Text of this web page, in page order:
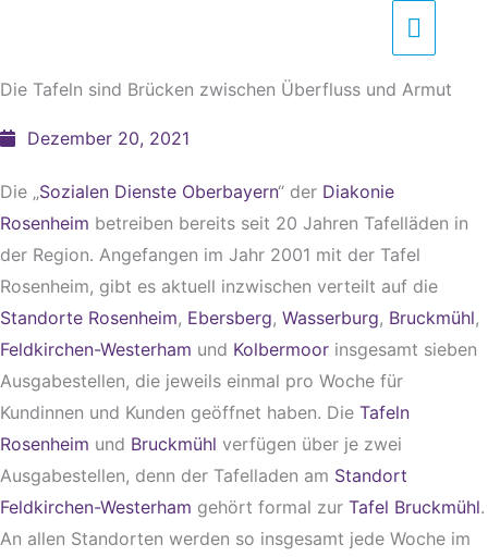
springen
Die Tafeln sind Brücken zwischen Überfluss und Armut
Dezember 20, 2021
Die „Sozialen Dienste Oberbayern“ der Diakonie
Rosenheim betreiben bereits seit 20 Jahren Tafelläden in
der Region. Angefangen im Jahr 2001 mit der Tafel
Rosenheim, gibt es aktuell inzwischen verteilt auf die
Standorte Rosenheim, Ebersberg, Wasserburg, Bruckmühl,
Feldkirchen-Westerham und Kolbermoor insgesamt sieben
Ausgabestellen, die jeweils einmal pro Woche für
Kundinnen und Kunden geöffnet haben. Die Tafeln
Rosenheim und Bruckmühl verfügen über je zwei
Ausgabestellen, denn der Tafelladen am Standort
Feldkirchen-Westerham gehört formal zur Tafel Bruckmühl.
An allen Standorten werden so insgesamt jede Woche im